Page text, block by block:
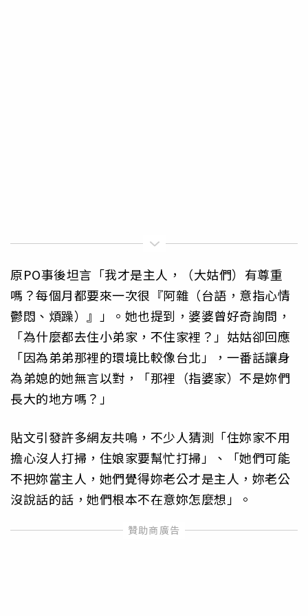
原PO事後坦言「我才是主人，（大姑們）有尊重
嗎？每個月都要來一次很『阿雜（台語，意指心情
鬱悶、煩躁）』」。她也提到，婆婆曾好奇詢問，
「為什麼都去住小弟家，不住家裡？」姑姑卻回應
「因為弟弟那裡的環境比較像台北」，一番話讓身
為弟媳的她無言以對，「那裡（指婆家）不是妳們
長大的地方嗎？」
貼文引發許多網友共鳴，不少人猜測「住妳家不用
擔心沒人打掃，住娘家要幫忙打掃」、「她們可能
不把妳當主人，她們覺得妳老公才是主人，妳老公
沒說話的話，她們根本不在意妳怎麼想」。